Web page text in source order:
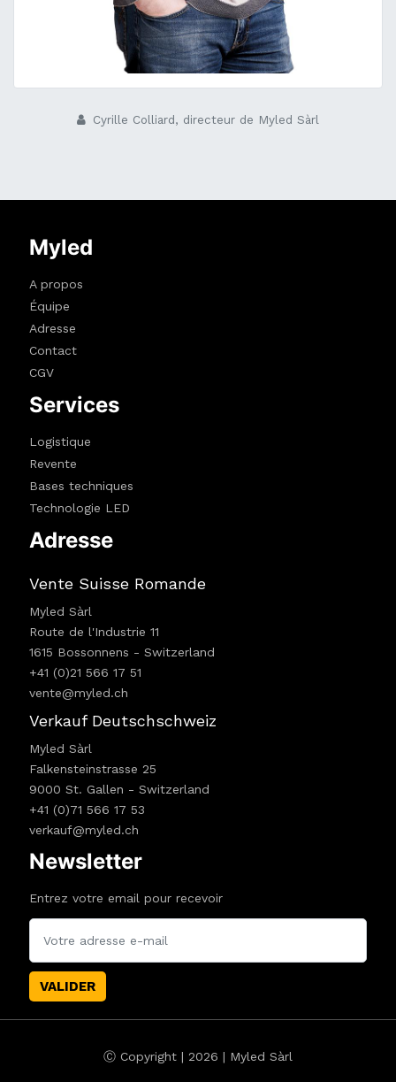
Cyrille Colliard, directeur de Myled Sàrl
Myled
A propos
Équipe
Adresse
Contact
CGV
Services
Logistique
Revente
Bases techniques
Technologie LED
Adresse
Vente Suisse Romande
Myled Sàrl
Route de l'Industrie 11
1615 Bossonnens - Switzerland
+41 (0)21 566 17 51
vente@myled.ch
Verkauf Deutschschweiz
Myled Sàrl
Falkensteinstrasse 25
9000 St. Gallen - Switzerland
+41 (0)71 566 17 53
verkauf@myled.ch
Newsletter
Entrez votre email pour recevoir
VALIDER
Ⓒ Copyright | 2026 | Myled Sàrl